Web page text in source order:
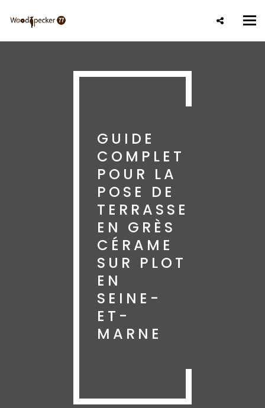
contenu
GUIDE
COMPLET
POUR LA
POSE DE
TERRASSE
EN GRÈS
CÉRAME
SUR PLOT
EN
SEINE-
ET-
MARNE